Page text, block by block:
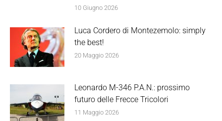
10 Giugno 2026
Luca Cordero di Montezemolo: simply
the best!
20 Maggio 2026
Leonardo M-346 P.A.N.: prossimo
futuro delle Frecce Tricolori
11 Maggio 2026